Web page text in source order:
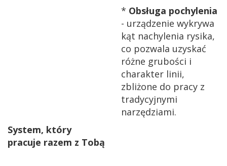
* Obsługa pochylenia
- urządzenie wykrywa
kąt nachylenia rysika,
co pozwala uzyskać
różne grubości i
charakter linii,
zbliżone do pracy z
tradycyjnymi
narzędziami.
System, który
pracuje razem z Tobą